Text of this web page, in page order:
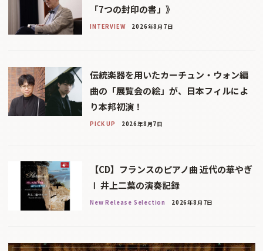
「7つの封印の書」》
INTERVIEW 2026年8月7日
伝統楽器を用いたカーチュン・ウォン編
曲の「展覧会の絵」が、日本フィルによ
り本邦初演！
PICK UP 2026年8月7日
【CD】フランスのピアノ曲 近代の華やぎ
Ⅰ 井上二葉の演奏記録
New Release Selection 2026年8月7日